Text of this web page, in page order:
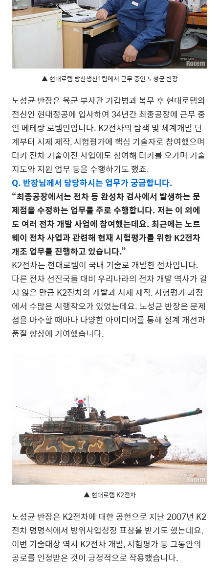
▲ 현대로템 방산생산1팀에서 근무 중인 노성균 반장
노성균 반장은 육군 부사관 기갑병과 복무 후 현대로템의
전신인 현대정공에 입사하여 34년간 최종공장에 근무 중
인 베테랑 로템인입니다. K2전차의 탐색 및 체계개발 단
계부터 시제 제작, 시험평가에 핵심 기술자로 참여했으며
터키 전차 기술이전 사업에도 참여해 터키를 오가며 기술
지도와 지원 업무 등을 수행하기도 했죠.
Q. 반장님께서 담당하시는 업무가 궁금합니다.
“최종공장에서는 전차 등 완성차 검사에서 발생하는 문
제점을 수정하는 업무를 주로 수행합니다. 저는 이 외에
도 여러 전차 개발 사업에 참여했는데요. 최근에는 노르
웨이 전차 사업과 관련해 현재 시험평가를 위한 K2전차
개조 업무를 진행하고 있습니다.”
K2전차는 현대로템이 국내 기술로 개발한 전차입니다.
다른 전차 선진국들 대비 우리나라의 전차 개발 역사가 길
지 않은 만큼 K2전차의 개발과 시제 제작, 시험평가 과정
에서 수많은 시행착오가 있었는데요. 노성균 반장은 문제
점을 마주할 때마다 다양한 아이디어를 통해 설계 개선과
품질 향상에 기여했습니다.
▲ 현대로템 K2전차
노성균 반장은 K2전차에 대한 공헌으로 지난 2007년 K2
전차 명명식에서 방위사업청장 표창을 받기도 했는데요.
이번 기술대상 역시 K2전차 개발, 시험평가 등 그동안의
공로를 인정받은 것이 긍정적으로 작용했습니다.